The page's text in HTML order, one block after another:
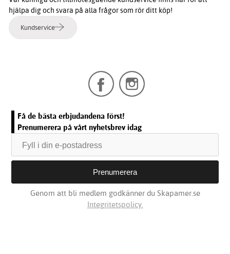
hjälpa dig och svara på alla frågor som rör ditt köp!
Kundservice
Få de bästa erbjudandena först!
Prenumerera på vårt nyhetsbrev idag
Genom att bli medlem godkänner du Skapamer.se
Integritetspolicy.